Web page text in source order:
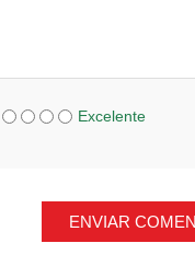
Excelente
ENVIAR